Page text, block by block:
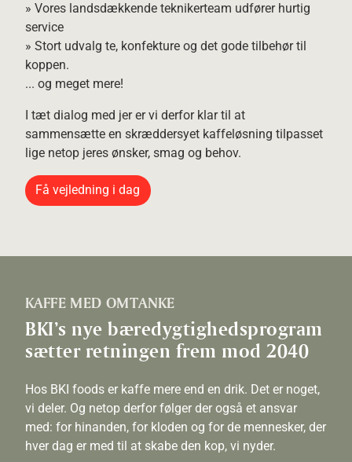
» Vores landsdækkende teknikerteam udfører hurtig
service
» Stort udvalg te, konfekture og det gode tilbehør til
koppen.
... og meget mere!
I tæt dialog med jer er vi derfor klar til at
sammensætte en skræddersyet kaffeløsning tilpasset
lige netop jeres ønsker, smag og behov.
Få vejledning i dag
KAFFE MED OMTANKE
BKI’s nye bæredygtighedsprogram
sætter retningen frem mod 2040
Hos BKI foods er kaffe mere end en drik. Det er noget,
vi deler. Og netop derfor følger der også et ansvar
med: for hinanden, for kloden og for de mennesker, der
hver dag er med til at skabe den kop, vi nyder.